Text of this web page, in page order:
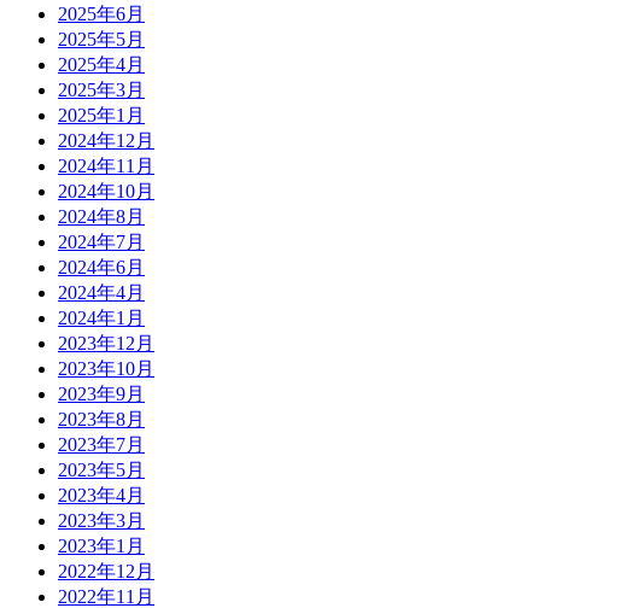
2025年6月
2025年5月
2025年4月
2025年3月
2025年1月
2024年12月
2024年11月
2024年10月
2024年8月
2024年7月
2024年6月
2024年4月
2024年1月
2023年12月
2023年10月
2023年9月
2023年8月
2023年7月
2023年5月
2023年4月
2023年3月
2023年1月
2022年12月
2022年11月